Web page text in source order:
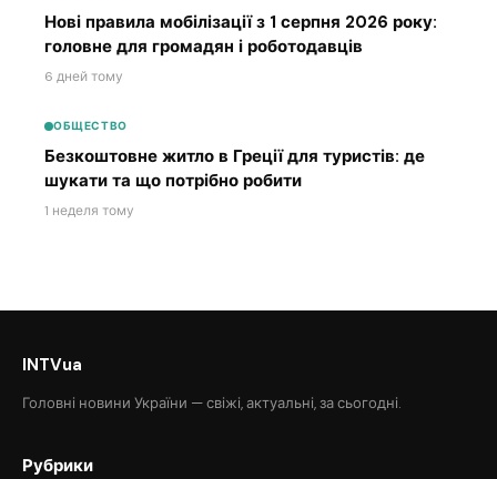
Нові правила мобілізації з 1 серпня 2026 року:
головне для громадян і роботодавців
6 дней тому
ОБЩЕСТВО
Безкоштовне житло в Греції для туристів: де
шукати та що потрібно робити
1 неделя тому
INTVua
Головні новини України — свіжі, актуальні, за сьогодні.
Рубрики